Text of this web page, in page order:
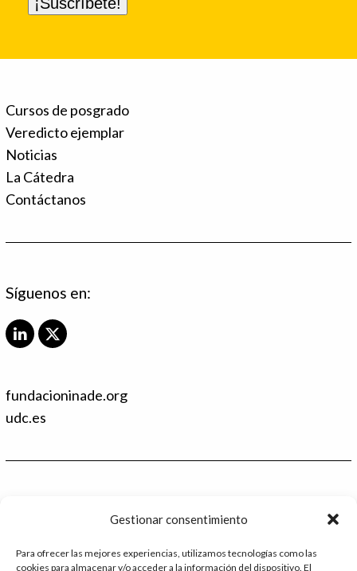
Gestionar consentimiento
Para ofrecer las mejores experiencias, utilizamos tecnologías como las
cookies para almacenar y/o acceder a la información del dispositivo. El
Cursos de posgrado
Veredicto ejemplar
Noticias
La Cátedra
Contáctanos
Síguenos en:
L
e
d
X
t
fundacioninade.org
udc.es
986 48 52 28 - Ext.2